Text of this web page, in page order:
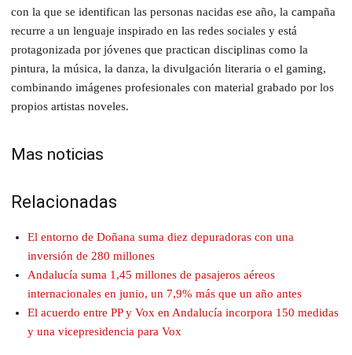
con la que se identifican las personas nacidas ese año, la campaña
recurre a un lenguaje inspirado en las redes sociales y está
protagonizada por jóvenes que practican disciplinas como la
pintura, la música, la danza, la divulgación literaria o el gaming,
combinando imágenes profesionales con material grabado por los
propios artistas noveles.
Mas noticias
Relacionadas
El entorno de Doñana suma diez depuradoras con una
inversión de 280 millones
Andalucía suma 1,45 millones de pasajeros aéreos
internacionales en junio, un 7,9% más que un año antes
El acuerdo entre PP y Vox en Andalucía incorpora 150 medidas
y una vicepresidencia para Vox